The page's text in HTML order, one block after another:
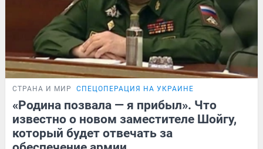
СТРАНА И МИР СПЕЦОПЕРАЦИЯ НА УКРАИНЕ
«Родина позвала — я прибыл». Что
известно о новом заместителе Шойгу,
который будет отвечать за